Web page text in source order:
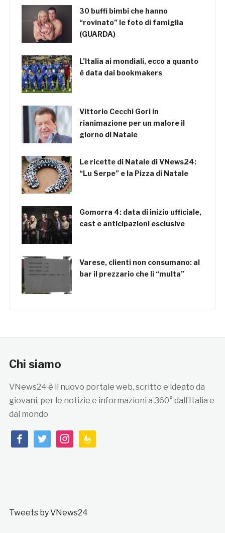
30 buffi bimbi che hanno
“rovinato” le foto di famiglia
(GUARDA)
L’Italia ai mondiali, ecco a quanto
è data dai bookmakers
Vittorio Cecchi Gori in
rianimazione per un malore il
giorno di Natale
Le ricette di Natale di VNews24:
“Lu Serpe” e la Pizza di Natale
Gomorra 4: data di inizio ufficiale,
cast e anticipazioni esclusive
Varese, clienti non consumano: al
bar il prezzario che li “multa”
Chi siamo
VNews24 è il nuovo portale web, scritto e ideato da
giovani, per le notizie e informazioni a 360° dall’Italia e
dal mondo
facebooktwitterinstagramfeedburner
Tweets by VNews24